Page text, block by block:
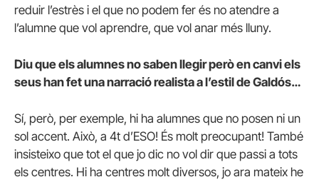
reduir l’estrès i el que no podem fer és no atendre a
l’alumne que vol aprendre, que vol anar més lluny.
Diu que els alumnes no saben llegir però en canvi els
seus han fet una narració realista a l’estil de Galdós…
Sí, però, per exemple, hi ha alumnes que no posen ni un
sol accent. Això, a 4t d’ESO! És molt preocupant! També
insisteixo que tot el que jo dic no vol dir que passi a tots
els centres. Hi ha centres molt diversos, jo ara mateix he